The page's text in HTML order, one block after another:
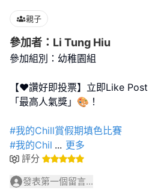
親子
參加者：Li Tung Hiu
參加組別：幼稚園組
【❤️讚好即投票】立即Like
「最高人氣獎」🎨！
#我的Chill賞假期填色比賽
#我的Chil ... 更多
評分
發表第一個留言...